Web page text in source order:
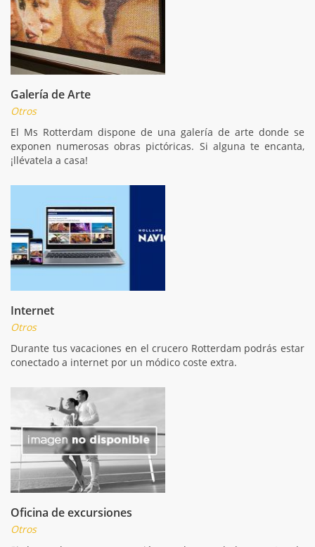
Galería de Arte
Otros
El Ms Rotterdam dispone de una galería de arte donde se
exponen numerosas obras pictóricas. Si alguna te encanta,
¡llévatela a casa!
Internet
Otros
Durante tus vacaciones en el crucero Rotterdam podrás estar
conectado a internet por un módico coste extra.
Oficina de excursiones
Otros